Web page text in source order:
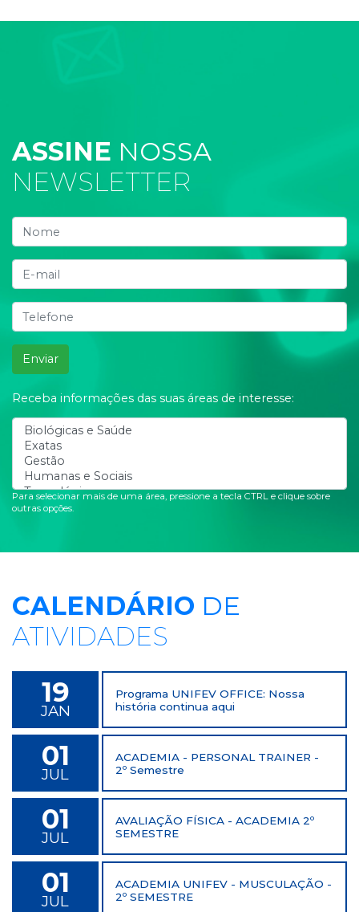
ASSINE NOSSA
NEWSLETTER
Enviar
Receba informações das suas áreas de interesse:
Para selecionar mais de uma área, pressione a tecla CTRL e clique sobre
outras opções.
CALENDÁRIO DE
ATIVIDADES
19
JAN
Programa UNIFEV OFFICE: Nossa
história continua aqui
01
JUL
ACADEMIA - PERSONAL TRAINER -
2º Semestre
01
JUL
AVALIAÇÃO FÍSICA - ACADEMIA 2º
SEMESTRE
01
JUL
ACADEMIA UNIFEV - MUSCULAÇÃO -
2º SEMESTRE